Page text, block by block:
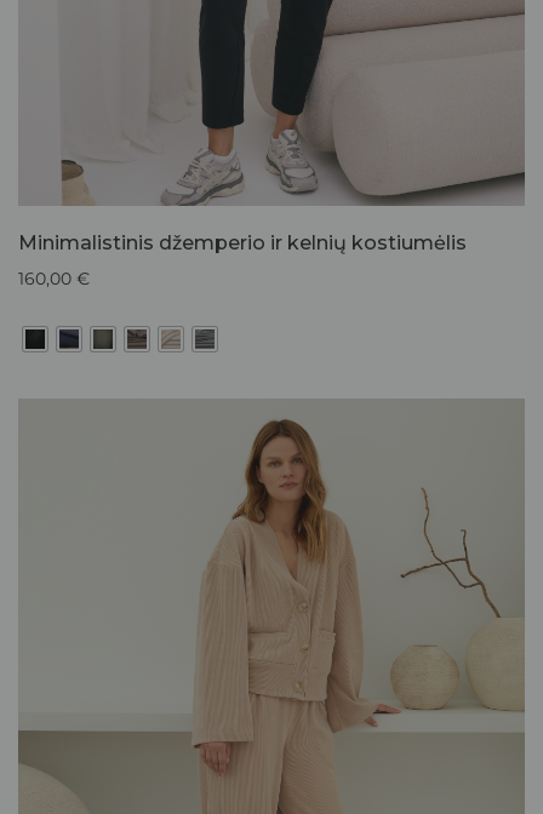
Minimalistinis džemperio ir kelnių kostiumėlis
160,00 €